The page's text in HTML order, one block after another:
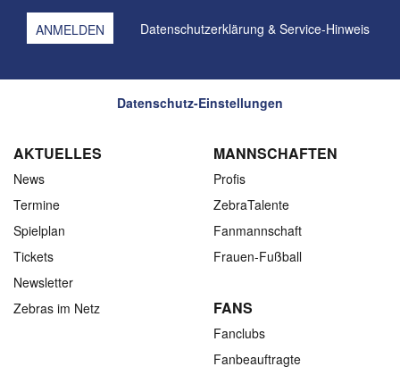
Datenschutzerklärung & Service-Hinweis
Datenschutz-Einstellungen
AKTUELLES
News
Termine
Spielplan
Tickets
Newsletter
Zebras im Netz
MANNSCHAFTEN
Profis
ZebraTalente
Fanmannschaft
Frauen-Fußball
FANS
Fanclubs
Fanbeauftragte